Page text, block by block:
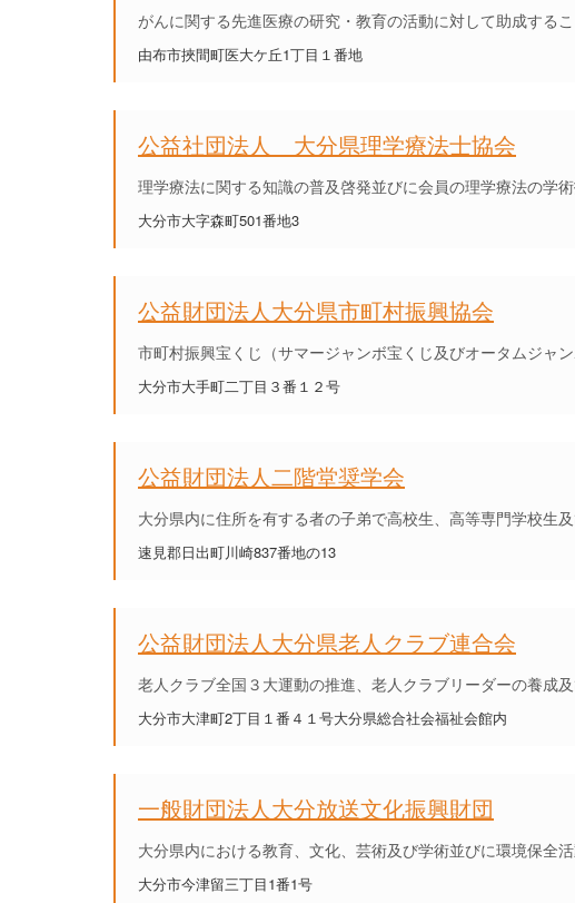
がんに関する先進医療の研究・教育の活動に対して助成する
由布市挾間町医大ケ丘1丁目１番地
公益社団法人 大分県理学療法士協会
理学療法に関する知識の普及啓発並びに会員の理学療法の学
大分市大字森町501番地3
公益財団法人大分県市町村振興協会
市町村振興宝くじ（サマージャンボ宝くじ及びオータムジャ
大分市大手町二丁目３番１２号
公益財団法人二階堂奨学会
大分県内に住所を有する者の子弟で高校生、高等専門学校生
速見郡日出町川崎837番地の13
公益財団法人大分県老人クラブ連合会
老人クラブ全国３大運動の推進、老人クラブリーダーの養成
大分市大津町2丁目１番４１号大分県総合社会福祉会館内
一般財団法人大分放送文化振興財団
大分県内における教育、文化、芸術及び学術並びに環境保全
大分市今津留三丁目1番1号